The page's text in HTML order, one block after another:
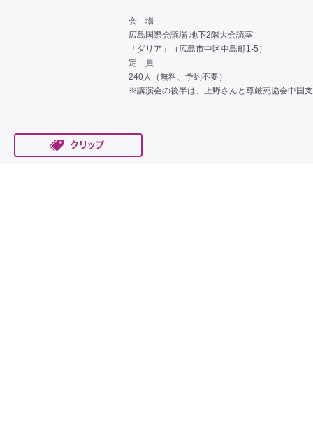
会 場
広島国際会議場 地下2階大会議室
「ダリア」（広島市中区中島町1-5）
定 員
240人（無料、予約不要）
※講演会の後半は、上野さんと尊厳死協会中国